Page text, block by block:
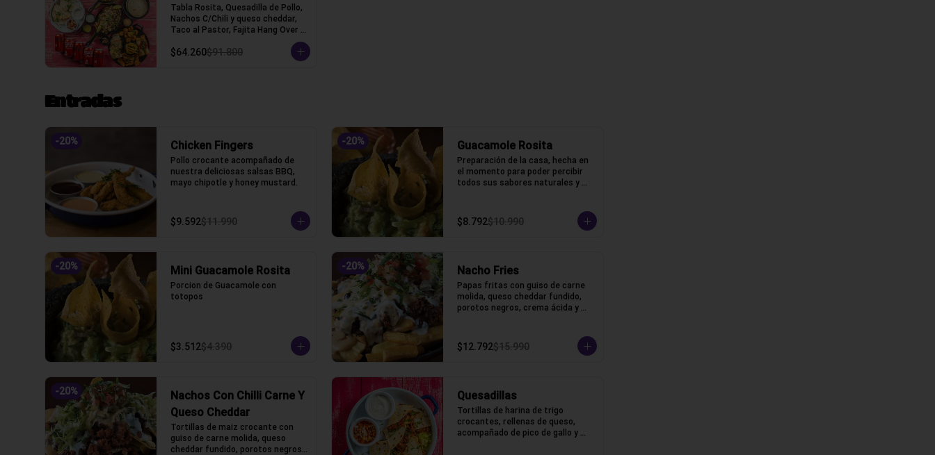
Tabla Rosita, Quesadilla de Pollo,
Nachos C/Chili y queso cheddar,
Taco al Pastor, Fajita Hang Over
$64.260$91.800
Entradas
-20% Chicken Fingers
Pollo crocante acompañado de
nuestra deliciosas salsas BBQ,
mayo chipotle y honey mustard.
$9.592$11.990
-20% Guacamole Rosita
Preparación de la casa, hecha en
el momento para poder percibir
todos sus sabores naturales y
$8.792$10.990
-20% Mini Guacamole Rosita
Porcion de Guacamole con
totopos
$3.512$4.390
-20% Nacho Fries
Papas fritas con guiso de carne
molida, queso cheddar fundido,
porotos negros, crema ácida y
$12.792$15.990
-20%
Nachos Con Chilli Carne Y
Queso Cheddar
Tortillas de maiz crocante con
guiso de carne molida, queso
cheddar fundido, porotos negros,
Quesadillas
Tortillas de harina de trigo
crocantes, rellenas de queso,
acompañado de pico de gallo y